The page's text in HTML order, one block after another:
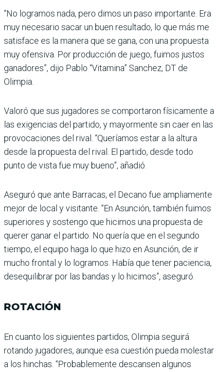
“No logramos nada, pero dimos un paso importante. Era
muy necesario sacar un buen resultado, lo que más me
satisface es la manera que se gana, con una propuesta
muy ofensiva. Por producción de juego, fuimos justos
gana­dores”, dijo Pablo “Vitamina” Sanchez, DT de
Olimpia.
Valoró que sus jugadores se comportaron físicamente a
las exigencias del partido, y mayormente sin caer en las
provocaciones del rival. “Que­ríamos estar a la altura
desde la propuesta del rival. El par­tido, desde todo
punto de vista fue muy bueno”, añadió.
Aseguró que ante Barracas, el Decano fue ampliamente
mejor de local y visitante. “En Asunción, también fui­mos
superiores y sostengo que hicimos una propuesta de
querer ganar el partido. No quería que en el segundo
tiempo, el equipo haga lo que hizo en Asunción, de ir
mucho frontal y lo logramos. Había que tener paciencia,
desequi­librar por las bandas y lo hici­mos”, aseguró.
ROTACIÓN
En cuanto los siguientes partidos, Olimpia seguirá
rotando jugadores, aunque esa cuestión pueda molestar
a los hinchas. “Probablemente descansen algunos